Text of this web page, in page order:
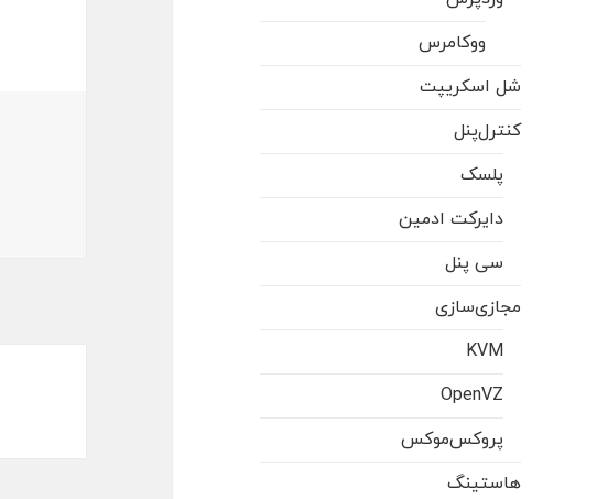
ووکامرس
شل اسکریپت
کنترل‌پنل
پلسک
دایرکت ادمین
سی پنل
مجازی‌سازی
KVM
OpenVZ
پروکس‌موکس
هاستینگ